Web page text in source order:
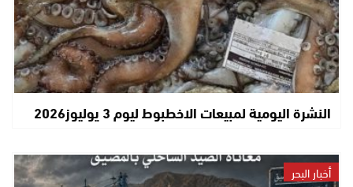
النشرة اليومية لمبيعات الاخطبوط ليوم 3 يوليوز2026
أخبار البحر